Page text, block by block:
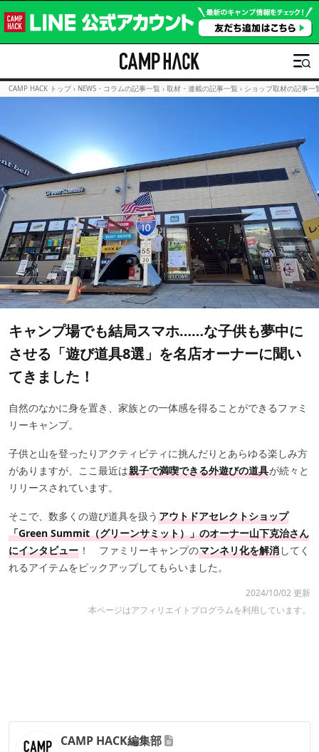
CAMP HACK トップ › NEWS・コラムの記事一覧 › 取材・連載の記事一覧 › ショップ取材の記事一
キャンプ場でも結局スマホ……な子供も夢中に
させる「遊び道具8選」を名店オーナーに聞い
てきました！
自然のなかに身を置き、家族との一体感を得ることができるファミ
リーキャンプ。
子供と山を登ったりアクティビティに挑んだりとあらゆる楽しみ方
がありますが、ここ最近は親子で満喫できる外遊びの道具が続々と
リリースされています。
そこで、数多くの遊び道具を扱う アウトドアセレクトショップ
「Green Summit（グリーンサミット）」のオーナー山下克治さん
にインタビュー ！ ファミリーキャンプのマンネリ化を解消 してく
れるアイテムをピックアップしてもらいました。
2024/10/02 更新
本ページはアフィリエイトプログラムを利用しています。
CAMP HACK編集部